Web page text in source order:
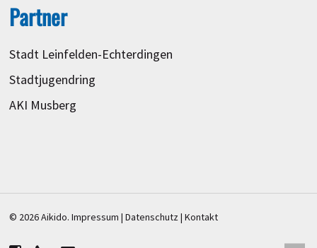
Partner
Stadt Leinfelden-Echterdingen
Stadtjugendring
AKI Musberg
© 2026 Aikido.Impressum |Datenschutz|Kontakt